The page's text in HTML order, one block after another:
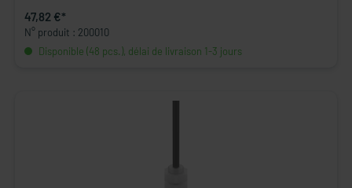
47,82 €*
N° produit : 200010
Disponible (48 pcs.), délai de livraison 1-3 jours